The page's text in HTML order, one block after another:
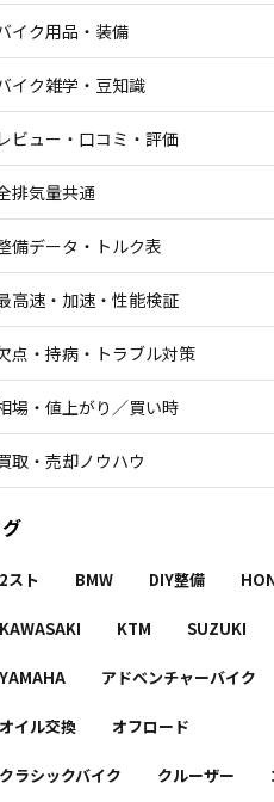
イク用品・装備
イク雑学・豆知識
レビュー・口コミ・評価
排気量共通
備データ・トルク表
高速・加速・性能検証
点・持病・トラブル対策
場・値上がり／買い時
取・売却ノウハウ
2スト BMW DIY整備
KAWASAKI KTM SUZUKI
YAMAHA アドベンチャーバイク
オイル交換 オフロード
クラシックバイク クルーザー